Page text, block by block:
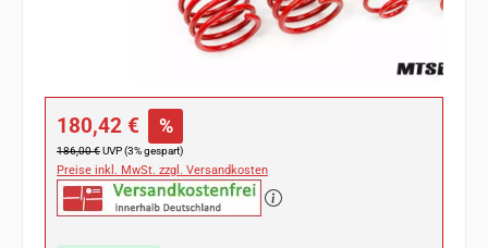
Verkaufspreis:
180,42 € %
Regulärer Preis:
186,00 €UVP (3% gespart)
Preise inkl. MwSt. zzgl. Versandkosten